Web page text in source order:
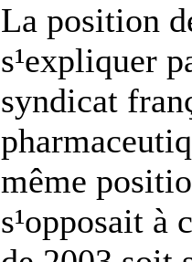
La position
s¹expliquer
syndicat
même
s¹opposait à